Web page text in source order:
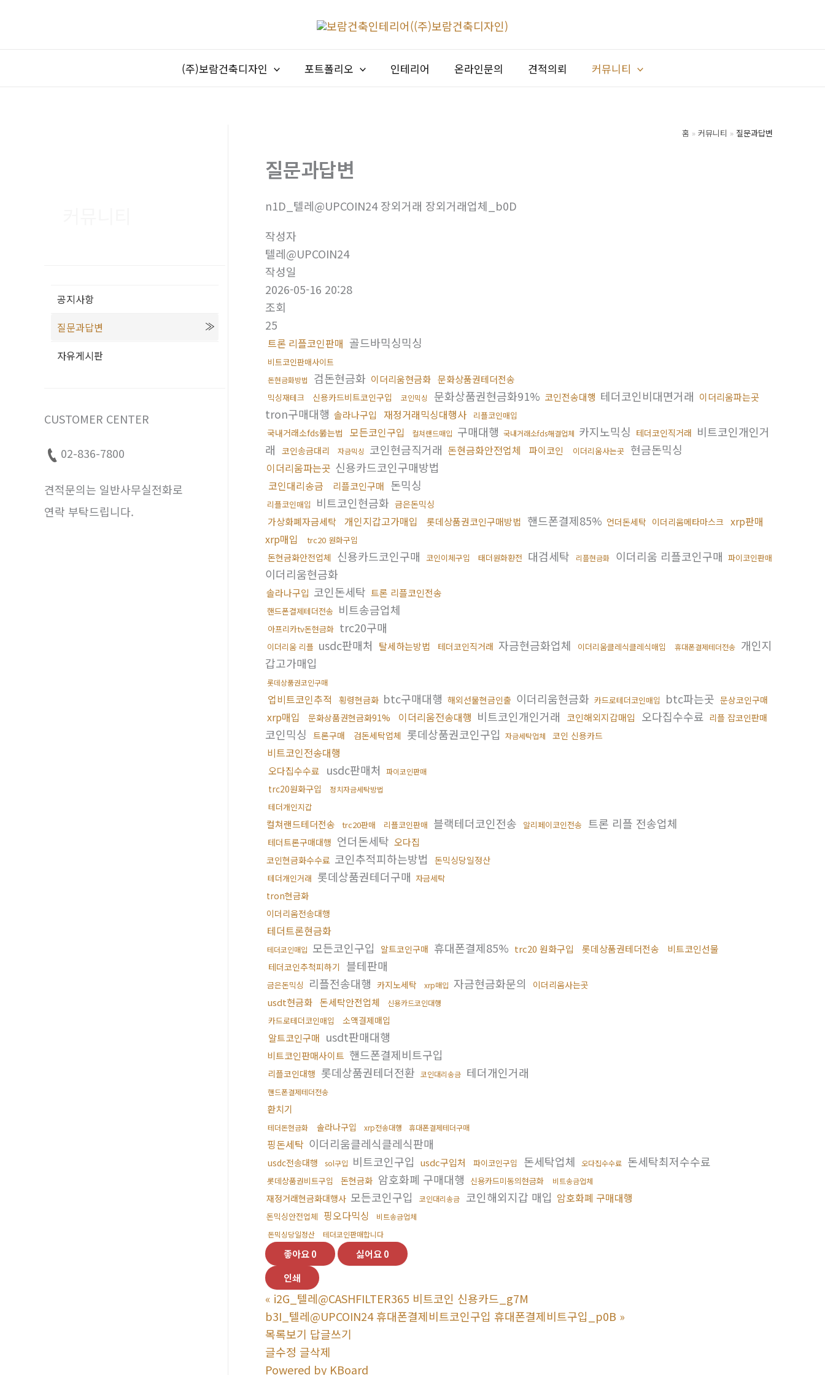
(주)보람건축디자인 포트폴리오 인테리어 온라인문의 견적의뢰 커뮤니티
공지사항
질문과답변
자유게시판
CUSTOMER CENTER
02-836-7800
견적문의는 일반사무실전화로
연락 부탁드립니다.
홈 커뮤니티 질문과답변
질문과답변
n1D_텔레@UPCOIN24 장외거래 장외거래업체_b0D
작성자
텔레@UPCOIN24
작성일
2026-05-16 20:28
조회
25
트론 리플코인판매 골드바믹싱믹싱
비트코인판매사이트
돈현금화방법 검돈현금화 이더리움현금화 문화상품권테더전송
믹싱재테크 신용카드비트코인구입 코인믹싱 문화상품권현금화91% 코인전송대행 테더코인비대면거래 이더리움파는곳
tron구매대행 솔라나구입 재정거래믹싱대행사 리플코인매입
국내거래소fds뚫는법 모든코인구입 컬쳐랜드매입 구매대행 국내거래소fds해결업체 카지노믹싱 테더코인직거래 비트코인개인거
래 코인송금대리 자금믹싱 코인현금직거래 돈현금화안전업체 파이코인 이더리움사는곳 현금돈믹싱
이더리움파는곳 신용카드코인구매방법
코인대리송금 리플코인구매 돈믹싱
리플코인매입 비트코인현금화 금은돈믹싱
가상화폐자금세탁 개인지갑고가매입 롯데상품권코인구매방법 핸드폰결제85% 언더돈세탁 이더리움메타마스크 xrp판매
xrp매입
trc20 원화구입
돈현금화안전업체 신용카드코인구매 코인이체구입 태더원화환전 대검세탁 리플현금화 이더리움 리플코인구매 파이코인판매
이더리움현금화
솔라나구입 코인돈세탁 트론 리플코인전송
핸드폰결제테더전송 비트송금업체
아프리카tv돈현금화 trc20구매
이더리움 리플 usdc판매처 탈세하는방법 테더코인직거래 자금현금화업체 이더리움클레식클레식매입 휴대폰결제테더전송 개인지
갑고가매입
롯데상품권코인구매
업비트코인추적 횡령현금화 btc구매대행 해외선물현금인출 이더리움현금화 카드로테더코인매입 btc파는곳 문상코인구매
xrp매입 문화상품권현금화91% 이더리움전송대행 비트코인개인거래 코인해외지갑매입 오다집수수료 리플 잡코인판매
코인믹싱 트론구매 검돈세탁업체 롯데상품권코인구입 자금세탁업체 코인 신용카드
비트코인전송대행
오다집수수료 usdc판매처 파이코인판매
trc20원화구입 정치자금세탁방법
테더개인지갑
컬쳐랜드테더전송 trc20판매 리플코인판매 블랙테더코인전송 알리페이코인전송 트론 리플 전송업체
테더트론구매대행 언더돈세탁 오다집
코인현금화수수료 코인추적피하는방법 돈믹싱당일정산
테더개인거래 롯데상품권테더구매 자금세탁
tron현금화
이더리움전송대행
테더트론현금화
테더코인매입 모든코인구입 알트코인구매 휴대폰결제85% trc20 원화구입 롯데상품권테더전송 비트코인선물
테더코인추척피하기 블테판매
금은돈믹싱 리플전송대행 카지노세탁 xrp매입 자금현금화문의 이더리움사는곳
usdt현금화 돈세탁안전업체 신용카드코인대행
카드로테더코인매입 소액결제매입
알트코인구매 usdt판매대행
비트코인판매사이트 핸드폰결제비트구입
리플코인대행 롯데상품권테더전환 코인대리송금 테더개인거래
핸드폰결제테더전송
환치기
테더돈현금화 솔라나구입 xrp전송대행 휴대폰결제테더구매
핑돈세탁 이더리움클레식클레식판매
usdc전송대행 sol구입 비트코인구입 usdc구입처 파이코인구입 돈세탁업체 오다집수수료 돈세탁최저수수료
롯데상품권비트구입 돈현금화 암호화폐 구매대행 신용카드미동의현금화 비트송금업체
재정거래현금화대행사 모든코인구입 코인대리송금 코인해외지갑 매입 암호화폐 구매대행
돈믹싱안전업체 핑오다믹싱
비트송금업체
돈믹싱당일정산
테더코인판매합니다
좋아요0 싫어요0
인쇄
« i2G_텔레@CASHFILTER365 비트코인 신용카드_g7M
b3I_텔레@UPCOIN24 휴대폰결제비트코인구입 휴대폰결제비트구입_p0B »
목록보기 답글쓰기
글수정 글삭제
Powered by KBoard